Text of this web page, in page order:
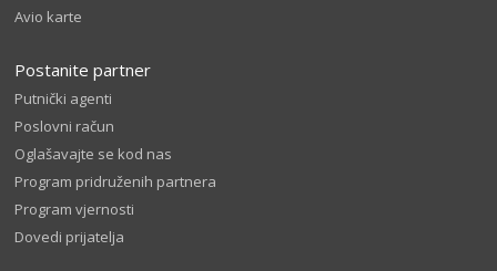
Avio karte
Postanite partner
Putnički agenti
Poslovni račun
Oglašavajte se kod nas
Program pridruženih partnera
Program vjernosti
Dovedi prijatelja